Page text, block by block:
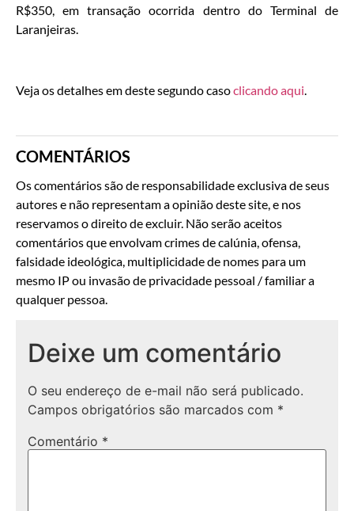
R$350, em transação ocorrida dentro do Terminal de
Laranjeiras.
Veja os detalhes em deste segundo casoclicando aqui
COMENTÁRIOS
Os comentários são de responsabilidade exclusiva de seus
autores e não representam a opinião deste site, e nos
reservamos o direito de excluir. Não serão aceitos
comentários que envolvam crimes de calúnia, ofensa,
falsidade ideológica, multiplicidade de nomes para um
mesmo IP ou invasão de privacidade pessoal / familiar a
qualquer pessoa.
Deixe um comentário
O seu endereço de e-mail não será publicado.
Campos obrigatórios são marcados com *
Comentário *